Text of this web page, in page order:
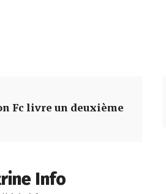
Fc livre un deuxième
Info